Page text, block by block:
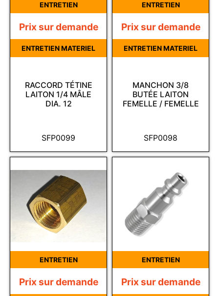
ENTRETIEN
SFP0099
RACCORD TÉTINE
LAITON 1/4 MÂLE
DIA. 12
Prix sur demande
ENTRETIEN MATERIEL
ENTRETIEN
SFP0098
MANCHON 3/8
BUTÉE LAITON
FEMELLE / FEMELLE
Prix sur demande
ENTRETIEN MATERIEL
ENTRETIEN
Prix sur demande
ENTRETIEN
Prix sur demande